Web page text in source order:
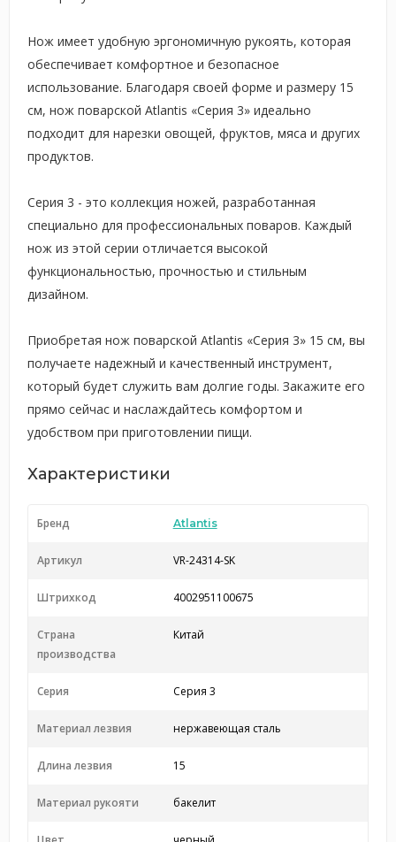
Нож имеет удобную эргономичную рукоять, которая
обеспечивает комфортное и безопасное
использование. Благодаря своей форме и размеру 15
см, нож поварской Atlantis «Серия 3» идеально
подходит для нарезки овощей, фруктов, мяса и других
продуктов.
Серия 3 - это коллекция ножей, разработанная
специально для профессиональных поваров. Каждый
нож из этой серии отличается высокой
функциональностью, прочностью и стильным
дизайном.
Приобретая нож поварской Atlantis «Серия 3» 15 см, вы
получаете надежный и качественный инструмент,
который будет служить вам долгие годы. Закажите его
прямо сейчас и наслаждайтесь комфортом и
удобством при приготовлении пищи.
Характеристики
Бренд Atlantis
Артикул VR-24314-SK
Штрихкод 4002951100675
Страна
производства
Китай
Серия Серия 3
Материал лезвия нержавеющая сталь
Длина лезвия 15
Материал рукояти бакелит